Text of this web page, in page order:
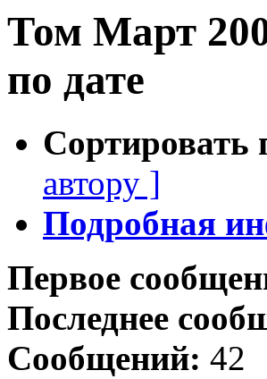
Том Март
по дате
Сортировать
автору ]
Подробная
Первое
Последнее
Сообщений: 42